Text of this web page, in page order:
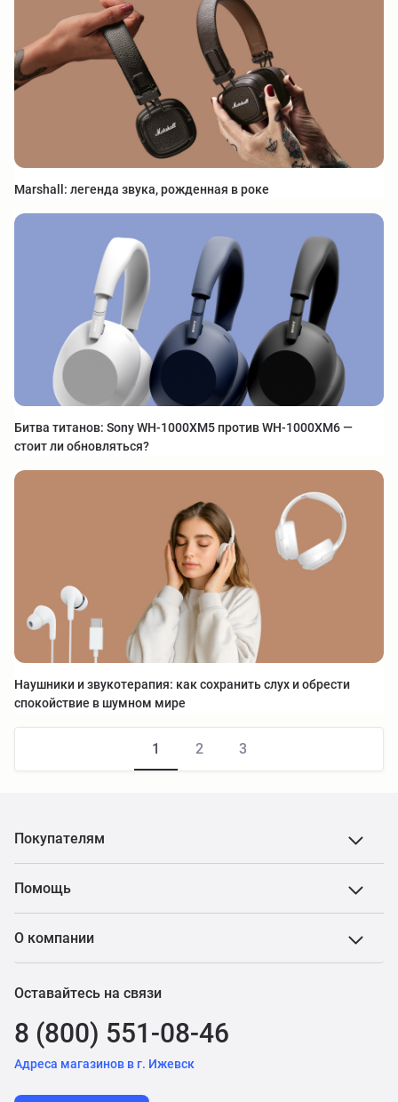
Marshall: легенда звука, рожденная в роке
Битва титанов: Sony WH-1000XM5 против WH-1000XM6 —
стоит ли обновляться?
Наушники и звукотерапия: как сохранить слух и обрести
спокойствие в шумном мире
1 2 3
Покупателям
Помощь
О компании
Оставайтесь на связи
8 (800) 551-08-46
Адреса магазинов в г. Ижевск